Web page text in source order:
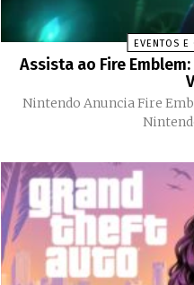
EVENTOS E
Assista ao Fire
Nintendo Anuncia Fire